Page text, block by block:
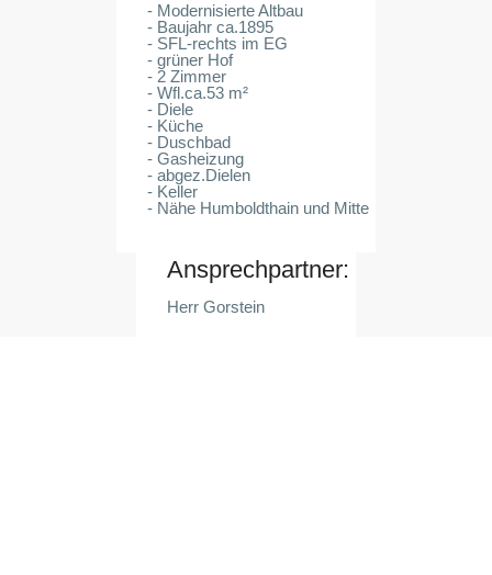
- Modernisierte Altbau
- Baujahr ca.1895
- SFL-rechts im EG
- grüner Hof
- 2 Zimmer
- Wfl.ca.53 m²
- Diele
- Küche
- Duschbad
- Gasheizung
- abgez.Dielen
- Keller
- Nähe Humboldthain und Mitte
Ansprechpartner:
Herr Gorstein